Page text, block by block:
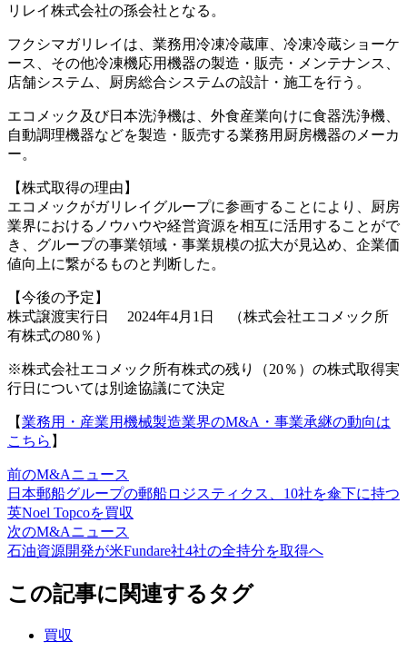
リレイ株式会社の孫会社となる。
フクシマガリレイは、業務用冷凍冷蔵庫、冷凍冷蔵ショーケ
ース、その他冷凍機応用機器の製造・販売・メンテナンス、
店舗システム、厨房総合システムの設計・施工を行う。
エコメック及び日本洗浄機は、外食産業向けに食器洗浄機、
自動調理機器などを製造・販売する業務用厨房機器のメーカ
ー。
【株式取得の理由】
エコメックがガリレイグループに参画することにより、厨房
業界におけるノウハウや経営資源を相互に活用することがで
き、グループの事業領域・事業規模の拡大が見込め、企業価
値向上に繋がるものと判断した。
【今後の予定】
株式譲渡実行日 2024年4月1日 （株式会社エコメック所
有株式の80％）
※株式会社エコメック所有株式の残り（20％）の株式取得実
行日については別途協議にて決定
【業務用・産業用機械製造業界のM&A・事業承継の動向は
こちら 】
前のM&Aニュース
日本郵船グループの郵船ロジスティクス、10社を傘下に持つ
英Noel Topcoを買収
次のM&Aニュース
石油資源開発が米Fundare社4社の全持分を取得へ
この記事に関連するタグ
買収